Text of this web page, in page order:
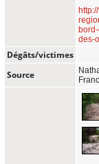
des-
Dégâts/victimes
Source